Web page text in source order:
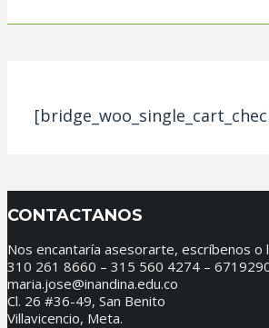
CONTACTANOS
Nos encantaría asesorarte, escríbenos
310 261 8660 – 315 560 4274 –
maria.jose@inandina.edu.co
Cl. 26 #36-49, San Benito
Villavicencio, Meta.